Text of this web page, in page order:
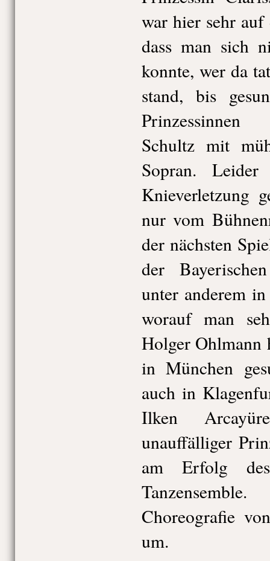
war hier sehr auf
dass man sich
konnte, wer da
stand, bis
Schultz mit
Sopran.
Knieverletzung
nur vom
der nächsten
der
unter anderem
worauf man
Holger Ohlmann
in München
auch in
Ilken
unauffälliger
am Erfolg
Choreografie
um.